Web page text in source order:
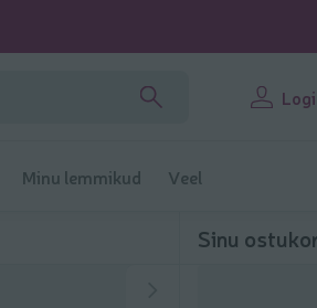
Minu lemmikud Veel
Sinu